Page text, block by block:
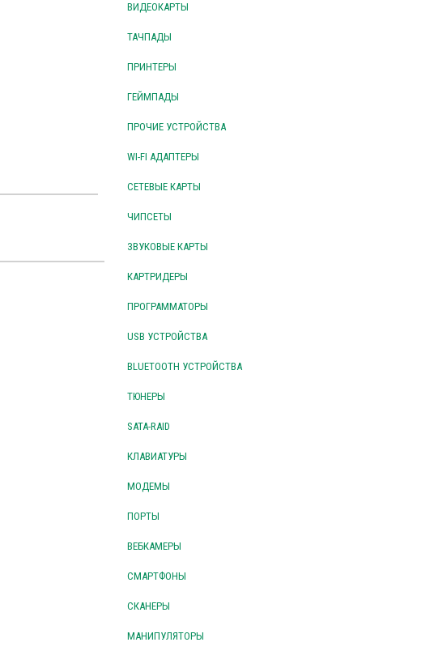
ВИДЕОКАРТЫ
ТАЧПАДЫ
ПРИНТЕРЫ
ГЕЙМПАДЫ
ПРОЧИЕ УСТРОЙСТВА
WI-FI АДАПТЕРЫ
СЕТЕВЫЕ КАРТЫ
ЧИПСЕТЫ
ЗВУКОВЫЕ КАРТЫ
КАРТРИДЕРЫ
ПРОГРАММАТОРЫ
USB УСТРОЙСТВА
BLUETOOTH УСТРОЙСТВА
ТЮНЕРЫ
SATA-RAID
КЛАВИАТУРЫ
МОДЕМЫ
ПОРТЫ
ВЕБКАМЕРЫ
СМАРТФОНЫ
СКАНЕРЫ
МАНИПУЛЯТОРЫ